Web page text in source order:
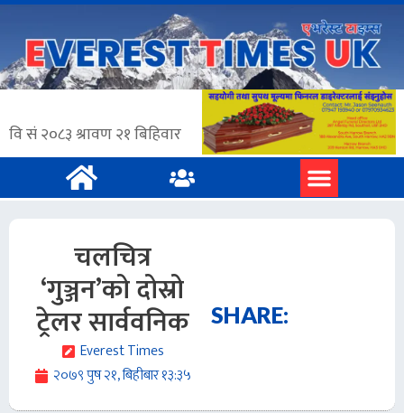
चलचित्र
‘गुञ्जन’को दोस्रो
ट्रेलर सार्ववनिक
Everest Times
२०७९ पुष २१, बिहीबार १३:३५
SHARE: